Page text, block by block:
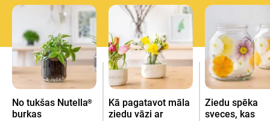
No tukšas Nutella®
burkas
Kā pagatavot māla
ziedu vāzi ar
Ziedu spēka
sveces, kas